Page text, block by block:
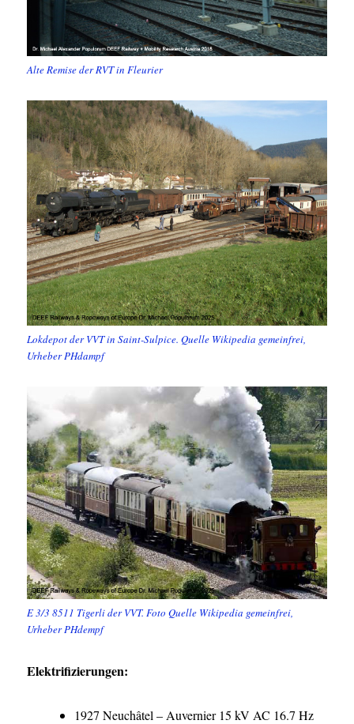
Alte Remise der RVT in Fleurier
Lokdepot der VVT in Saint-Sulpice. Quelle Wikipedia gemeinfrei,
Urheber PHdampf
E 3/3 8511 Tigerli der VVT. Foto Quelle Wikipedia gemeinfrei,
Urheber PHdempf
Elektrifizierungen:
1927 Neuchâtel – Auvernier 15 kV AC 16.7 Hz